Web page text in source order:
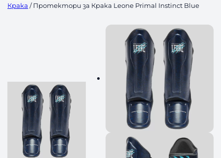
Крака / Протектори за Крака Leone Primal Instinct Blue